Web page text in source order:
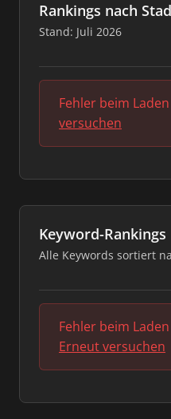
Rankings nach
Stand: Juli 2026
Fehler beim
versuchen
Keyword-Rankings
Alle Keywords sortiert
Fehler beim
Erneut versuchen